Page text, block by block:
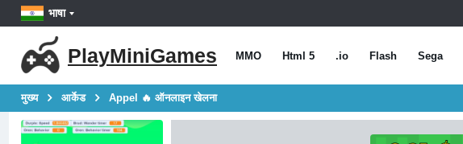
भाषा
PlayMiniGames MMO Html 5 .io Flash Sega
मुख्य आर्केड Appel 🔥 ऑनलाइन खेलना